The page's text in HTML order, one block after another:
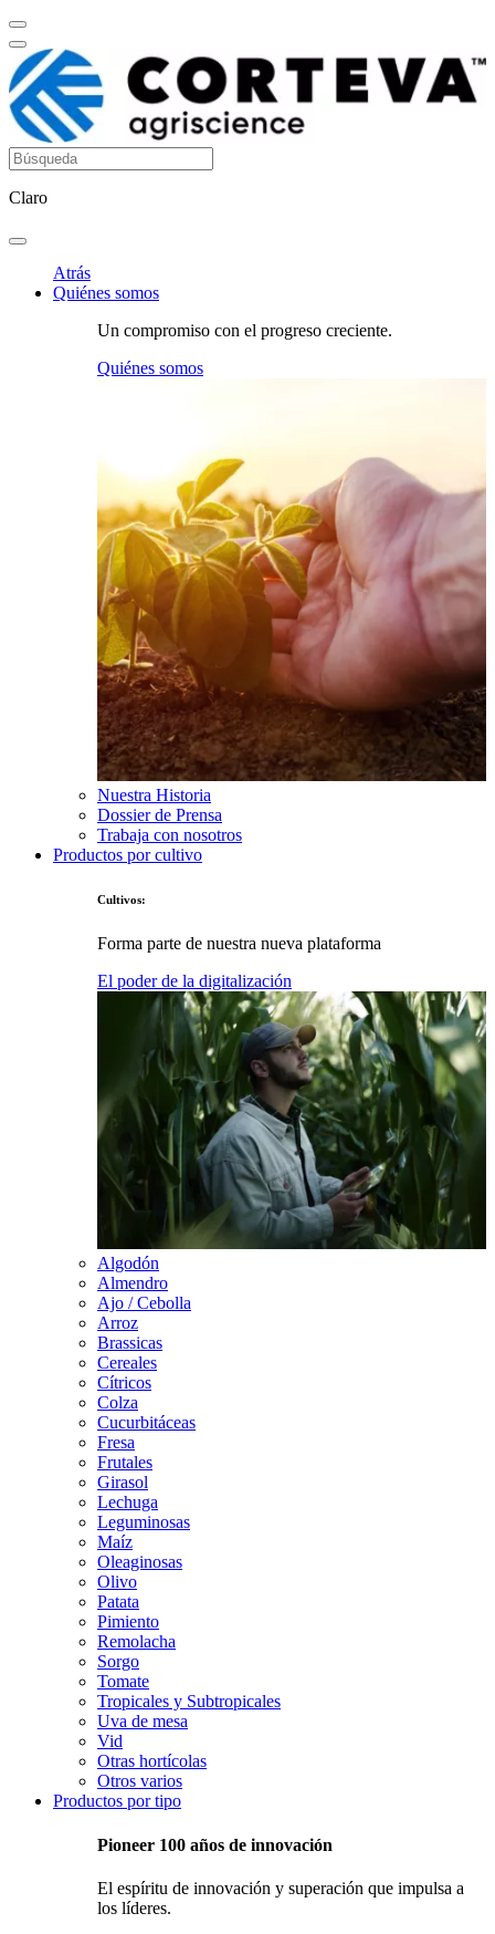
Claro
Atrás
Quiénes somos
Un compromiso con el progreso creciente.
Quiénes somos
Nuestra Historia
Dossier de Prensa
Trabaja con nosotros
Productos por cultivo
Cultivos:
Forma parte de nuestra nueva plataforma
El poder de la digitalización
Algodón
Almendro
Ajo / Cebolla
Arroz
Brassicas
Cereales
Cítricos
Colza
Cucurbitáceas
Fresa
Frutales
Girasol
Lechuga
Leguminosas
Maíz
Oleaginosas
Olivo
Patata
Pimiento
Remolacha
Sorgo
Tomate
Tropicales y Subtropicales
Uva de mesa
Vid
Otras hortícolas
Otros varios
Productos por tipo
Pioneer 100 años de innovación
El espíritu de innovación y superación que impulsa a
los líderes.